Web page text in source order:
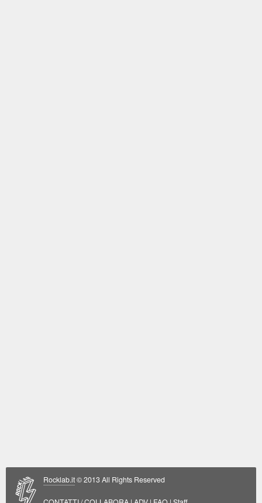
Rocklab.it© 2013 All Rights Reserved